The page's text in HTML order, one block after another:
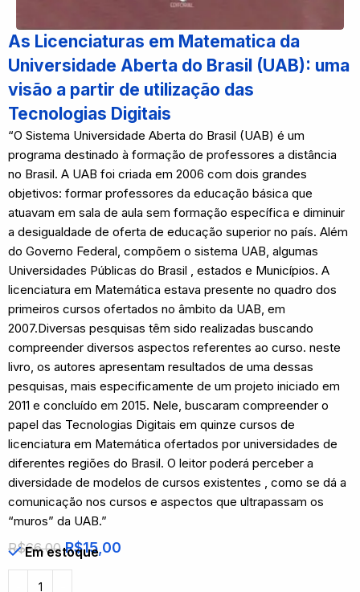
As Licenciaturas em Matematica da
Universidade Aberta do Brasil (UAB): uma
visão a partir de utilização das
Tecnologias Digitais
“O Sistema Universidade Aberta do Brasil (UAB) é um
programa destinado à formação de professores a distância
no Brasil. A UAB foi criada em 2006 com dois grandes
objetivos: formar professores da educação básica que
atuavam em sala de aula sem formação específica e diminuir
a desigualdade de oferta de educação superior no país. Além
do Governo Federal, compõem o sistema UAB, algumas
Universidades Públicas do Brasil , estados e Municípios. A
licenciatura em Matemática estava presente no quadro dos
primeiros cursos ofertados no âmbito da UAB, em
2007.Diversas pesquisas têm sido realizadas buscando
compreender diversos aspectos referentes ao curso. neste
livro, os autores apresentam resultados de uma dessas
pesquisas, mais especificamente de um projeto iniciado em
2011 e concluído em 2015. Nele, buscaram compreender o
papel das Tecnologias Digitais em quinze cursos de
licenciatura em Matemática ofertados por universidades de
diferentes regiões do Brasil. O leitor poderá perceber a
diversidade de modelos de cursos existentes , como se dá a
comunicação nos cursos e aspectos que ultrapassam os
“muros” da UAB.”
R$66,00 R$15,00
Em estoque